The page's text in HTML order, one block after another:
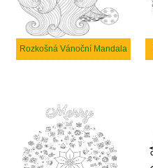
Rozkošná Vánoční Mandala